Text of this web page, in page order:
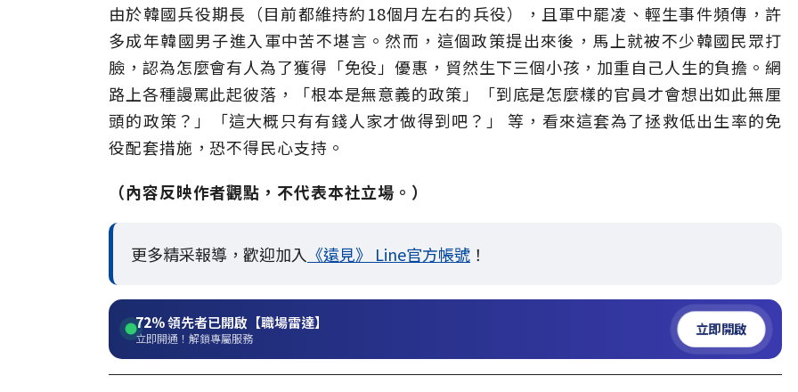
由於韓國兵役期長（目前都維持約18個月左右的兵役），且軍中罷凌、輕生事件頻傳，許
多成年韓國男子進入軍中苦不堪言。然而，這個政策提出來後，馬上就被不少韓國民眾打
臉，認為怎麼會有人為了獲得「免役」優惠，貿然生下三個小孩，加重自己人生的負擔。網
路上各種謾罵此起彼落，「根本是無意義的政策」「到底是怎麼樣的官員才會想出如此無厘
頭的政策？」「這大概只有有錢人家才做得到吧？」 等，看來這套為了拯救低出生率的免
役配套措施，恐不得民心支持。
（內容反映作者觀點，不代表本社立場。）
更多精采報導，歡迎加入 《遠見》 Line官方帳號 ！
72%領先者已開啟【職場雷達】
立即開通！解鎖專屬服務
立即開啟